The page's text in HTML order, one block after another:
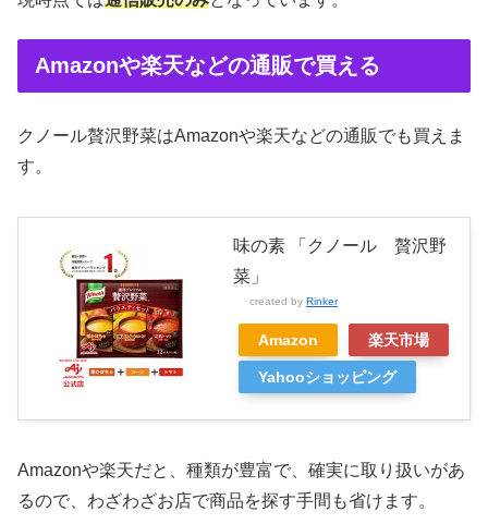
Amazonや楽天などの通販で買える
クノール贅沢野菜はAmazonや楽天などの通販でも買えま
す。
味の素 「クノール 贅沢野
菜」
created by Rinker
Amazon 楽天市場
Yahooショッピング
Amazonや楽天だと、種類が豊富で、確実に取り扱いがあ
るので、わざわざお店で商品を探す手間も省けます。